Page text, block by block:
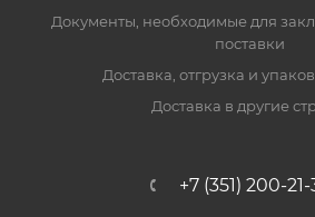
Документы, необходимые для
поставки
Доставка, отгрузка и
Доставка в другие
+7 (351) 200-21-